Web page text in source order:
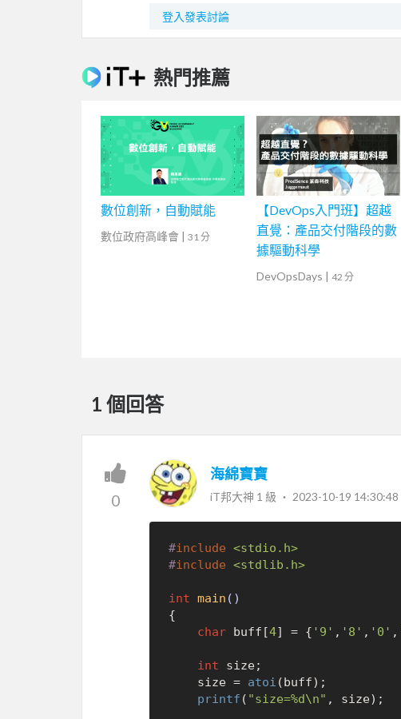
登入發表討論
熱門推薦
數位創新，自動賦能
數位政府高峰會 | 31 分
【DevOps入門班】超越
直覺：產品交付階段的數
據驅動科學
DevOpsDays | 42 分
1 個回答
0
海綿寶寶
iT邦大神 1 級 ‧ 2023-10-19 14:30:48
#include <stdio.h>
#include <stdlib.h>
int main ()
{
char buff[4] = { '9' , '8' , '0' ,
int size;
    size =
atoi (buff);
printf ( "size=%d\n" , size);